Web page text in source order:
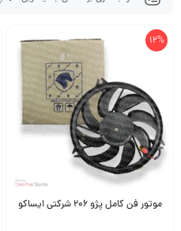
12%
موتور فن کامل پژو ۲۰۶ شرکتی ایساکو